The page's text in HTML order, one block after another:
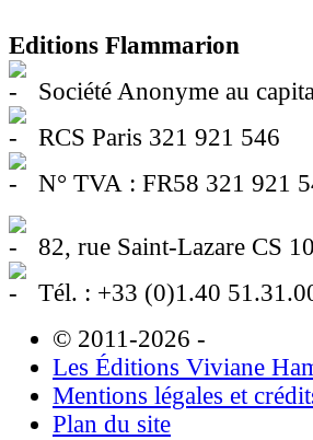
Editions Flammarion
Société Anonyme au
RCS Paris 321 921 546
N° TVA : FR58 321 921
82, rue Saint-Lazare CS
Tél. : +33 (0)1.40
© 2011-2026 -
Les Éditions Viviane
Mentions légales et
Plan du site